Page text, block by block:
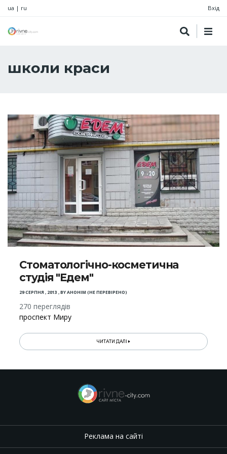
ua | ru Вхід
школи краси
Стоматологічно-косметична
студія "Едем"
29 СЕРПНЯ , 2013 ,BYАНОНІМ (НЕ ПЕРЕВІРЕНО)
270 переглядів
проспект Миру
ЧИТАТИ ДАЛІ
Реклама на сайті